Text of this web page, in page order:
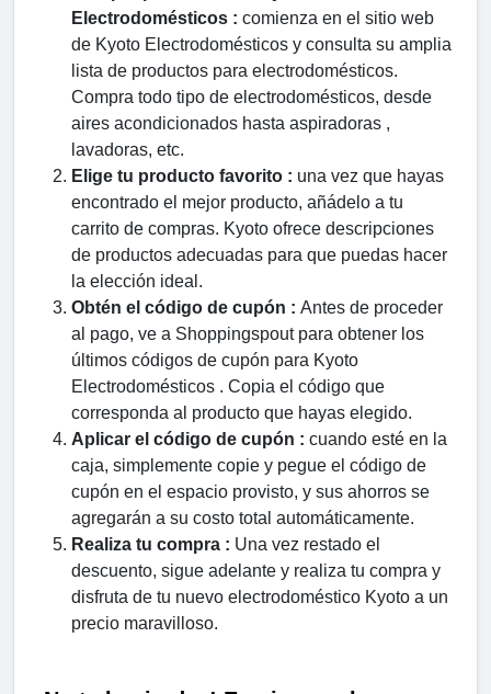
Electrodomésticos : comienza en el sitio web
de Kyoto Electrodomésticos y consulta su amplia
lista de productos para electrodomésticos.
Compra todo tipo de electrodomésticos, desde
aires acondicionados hasta aspiradoras ,
lavadoras, etc.
Elige tu producto favorito : una vez que hayas
encontrado el mejor producto, añádelo a tu
carrito de compras. Kyoto ofrece descripciones
de productos adecuadas para que puedas hacer
la elección ideal.
Obtén el código de cupón : Antes de proceder
al pago, ve a Shoppingspout para obtener los
últimos códigos de cupón para Kyoto
Electrodomésticos . Copia el código que
corresponda al producto que hayas elegido.
Aplicar el código de cupón : cuando esté en la
caja, simplemente copie y pegue el código de
cupón en el espacio provisto, y sus ahorros se
agregarán a su costo total automáticamente.
Realiza tu compra : Una vez restado el
descuento, sigue adelante y realiza tu compra y
disfruta de tu nuevo electrodoméstico Kyoto a un
precio maravilloso.